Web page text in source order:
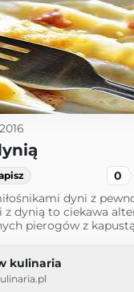
0
dyni z
z dynią to ciekawa
pierogów z
kulinaria